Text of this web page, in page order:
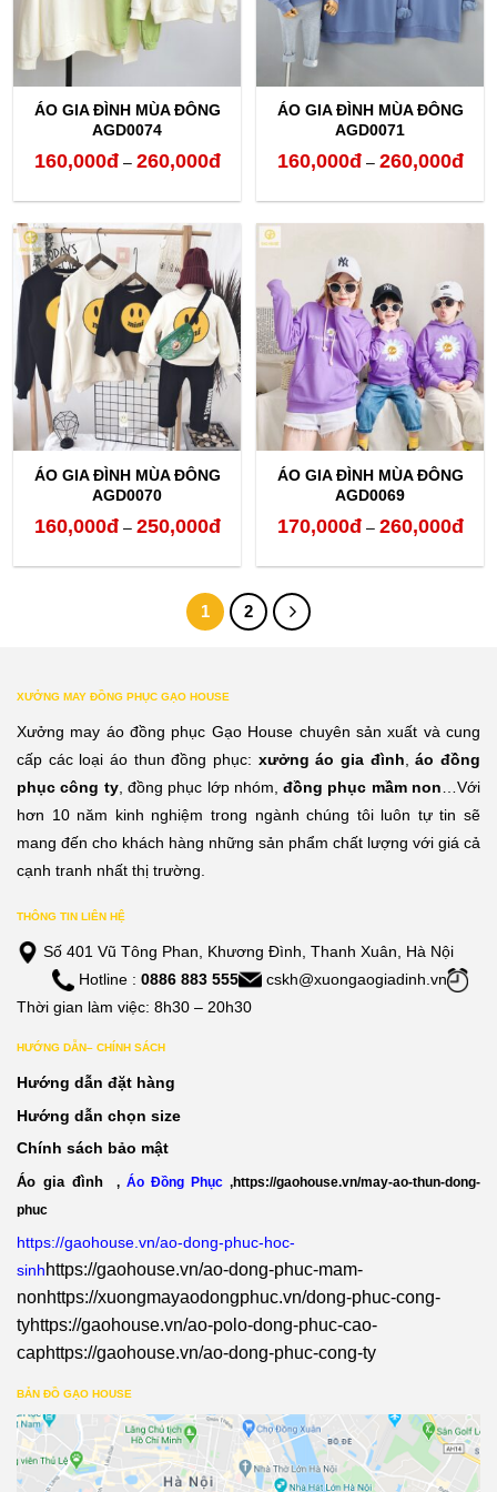
ÁO GIA ĐÌNH MÙA ĐÔNG
AGD0074
160,000đ – 260,000đKhoảng
đến
260,000đ
ÁO GIA ĐÌNH MÙA ĐÔNG
AGD0071
160,000đ – 260,000đ
từ
đến
ÁO GIA ĐÌNH MÙA ĐÔNG
AGD0070
160,000đ – 250,000đKhoảng
160,000đ
250,000đ
ÁO GIA ĐÌNH MÙA ĐÔNG
AGD0069
170,000đ – 260,000đ
1 2
XƯỞNG MAY ĐỒNG PHỤC GẠO HOUSE
Xưởng may áo đồng phục Gạo House chuyên sản xuất và cung
cấp các loại áo thun đồng phục: xưởng áo gia đình ,áo đồng
phục công ty, đồng phục lớp nhóm,đồng phục mầm non …Với
hơn 10 năm kinh nghiệm trong ngành chúng tôi luôn tự tin sẽ
mang đến cho khách hàng những sản phẩm chất lượng với giá cả
cạnh tranh nhất thị trường.
THÔNG TIN LIÊN HỆ
Số 401 Vũ Tông Phan, Khương Đình, Thanh Xuân, Hà Nội
Hotline : 0886 883 555
cskh@xuongaogiadinh.vn
Thời gian làm việc: 8h30 – 20h30
HƯỚNG DẪN– CHÍNH SÁCH
Hướng dẫn đặt hàng
Hướng dẫn chọn size
Chính sách bảo mật
Áo gia đình , Áo Đồng Phục ,https://gaohouse.vn/may-ao-thun-dong-
phuc
https://gaohouse.vn/ao-dong-phuc-hoc-
sinhhttps://gaohouse.vn/ao-dong-phuc-mam-
nonhttps://xuongmayaodongphuc.vn/dong-phuc-cong-
tyhttps://gaohouse.vn/ao-polo-dong-phuc-cao-
caphttps://gaohouse.vn/ao-dong-phuc-cong-ty
BẢN ĐỒ GẠO HOUSE